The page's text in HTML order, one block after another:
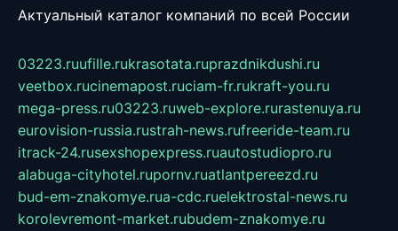
Актуальный каталог компаний по всей России
03223.ruufille.rukrasotata.ruprazdnikdushi.ru
veetbox.rucinemapost.ruciam-fr.rukraft-you.ru
mega-press.ru03223.ruweb-explore.rurastenuya.ru
eurovision-russia.rustrah-news.rufreeride-team.ru
itrack-24.rusexshopexpress.ruautostudiopro.ru
alabuga-cityhotel.rupornv.ruatlantpereezd.ru
bud-em-znakomye.rua-cdc.ruelektrostal-news.ru
korolevremont-market.rubudem-znakomye.ru